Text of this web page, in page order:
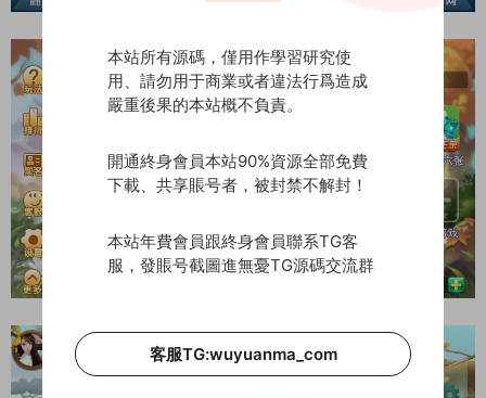
本站所有源碼，僅用作學習研究使
用、請勿用于商業或者違法行爲造成
嚴重後果的本站概不負責。
開通終身會員本站90%資源全部免費
下載、共享賬号者，被封禁不解封！
本站年費會員跟終身會員聯系TG客
服，發賬号截圖進無憂TG源碼交流群
客服TG:wuyuanma_com